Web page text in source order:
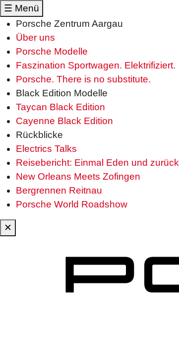
☰ Menü
Porsche Zentrum Aargau
Über uns
Porsche Modelle
Faszination Sportwagen. Elektrifiziert.
Porsche. There is no substitute.
Black Edition Modelle
Taycan Black Edition
Cayenne Black Edition
Rückblicke
Electrics Talks
Reisebericht: Einmal Eden und zurück
New Orleans Meets Zofingen
Bergrennen Reitnau
Porsche World Roadshow
✕